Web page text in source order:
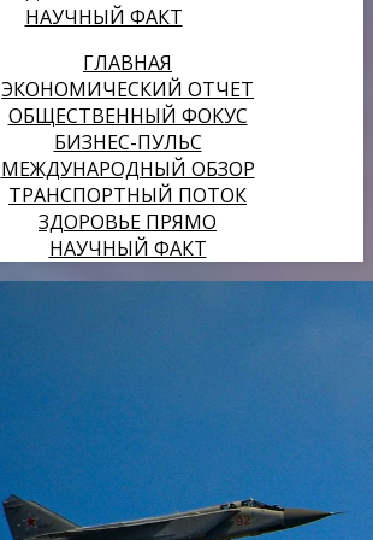
НАУЧНЫЙ ФАКТ
ГЛАВНАЯ
ЭКОНОМИЧЕСКИЙ ОТЧЕТ
ОБЩЕСТВЕННЫЙ ФОКУС
БИЗНЕС-ПУЛЬС
МЕЖДУНАРОДНЫЙ ОБЗОР
ТРАНСПОРТНЫЙ ПОТОК
ЗДОРОВЬЕ ПРЯМО
НАУЧНЫЙ ФАКТ